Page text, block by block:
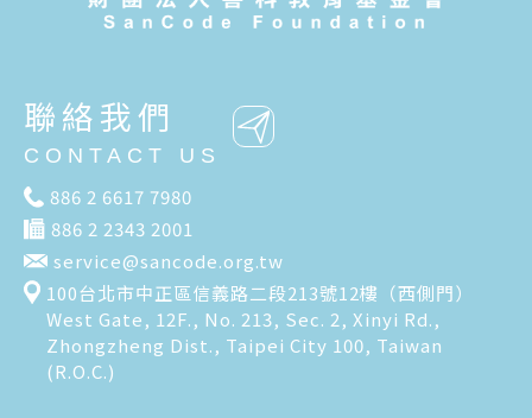
聯絡我們
CONTACT US
886 2 6617 7980
886 2 2343 2001
service@sancode.org.tw
100台北市中正區信義路二段213號12樓（西側門）
West Gate, 12F., No. 213, Sec. 2, Xinyi Rd.,
Zhongzheng Dist., Taipei City 100, Taiwan
(R.O.C.)